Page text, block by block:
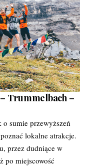
Trummelbach –
sumie przewyższeń
lokalne atrakcje.
przez dudniące w
po miejscowość